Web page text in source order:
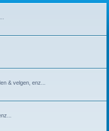
& velgen, enz...